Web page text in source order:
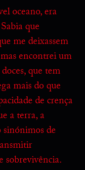
oceano, era
que
me deixassem
encontrei um
que tem
mais do que
de crença
a terra, a
sinónimos de
sobrevivência.